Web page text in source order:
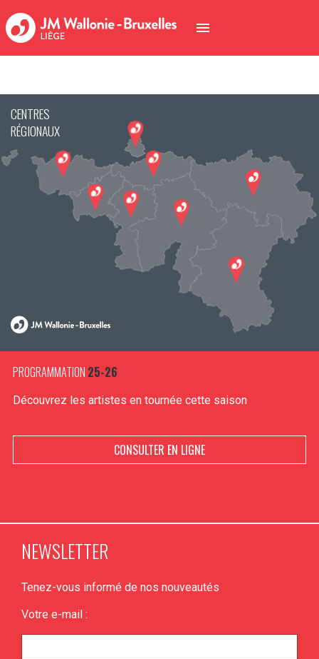
CENTRES
RÉGIONAUX
PROGRAMMATION 25-26
Découvrez les artistes en tournée cette saison
CONSULTER EN LIGNE
NEWSLETTER
Tenez-vous informé de nos nouveautés
Votre e-mail :